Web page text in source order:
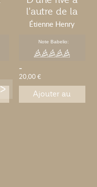
l'autre de la
Baltique
Étienne Henry
Note Babelio:
-
20,00 €
Ajouter au